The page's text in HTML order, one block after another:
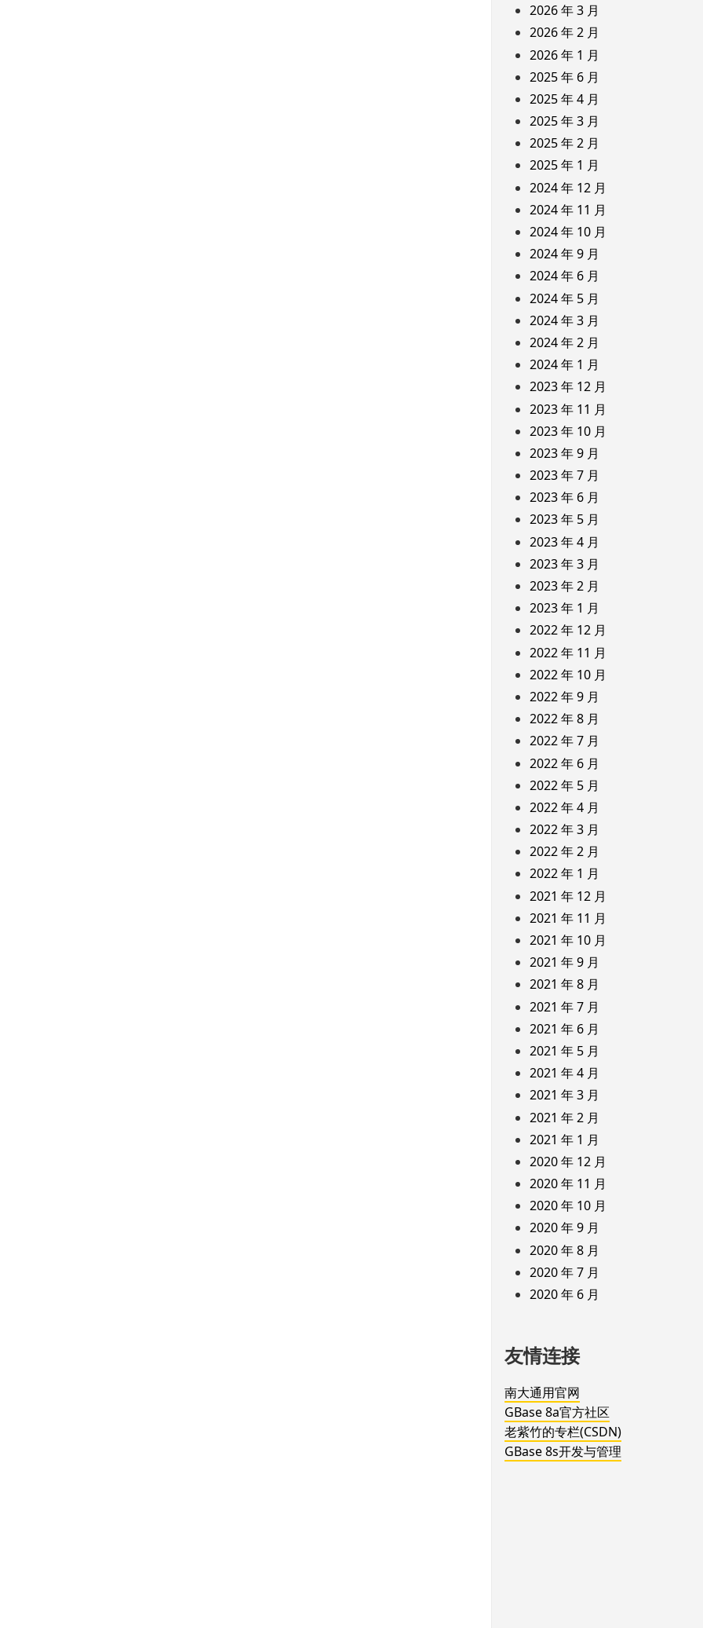
2026 年 3 月
2026 年 2 月
2026 年 1 月
2025 年 6 月
2025 年 4 月
2025 年 3 月
2025 年 2 月
2025 年 1 月
2024 年 12 月
2024 年 11 月
2024 年 10 月
2024 年 9 月
2024 年 6 月
2024 年 5 月
2024 年 3 月
2024 年 2 月
2024 年 1 月
2023 年 12 月
2023 年 11 月
2023 年 10 月
2023 年 9 月
2023 年 7 月
2023 年 6 月
2023 年 5 月
2023 年 4 月
2023 年 3 月
2023 年 2 月
2023 年 1 月
2022 年 12 月
2022 年 11 月
2022 年 10 月
2022 年 9 月
2022 年 8 月
2022 年 7 月
2022 年 6 月
2022 年 5 月
2022 年 4 月
2022 年 3 月
2022 年 2 月
2022 年 1 月
2021 年 12 月
2021 年 11 月
2021 年 10 月
2021 年 9 月
2021 年 8 月
2021 年 7 月
2021 年 6 月
2021 年 5 月
2021 年 4 月
2021 年 3 月
2021 年 2 月
2021 年 1 月
2020 年 12 月
2020 年 11 月
2020 年 10 月
2020 年 9 月
2020 年 8 月
2020 年 7 月
2020 年 6 月
友情连接
南大通用官网
GBase 8a官方社区
老紫竹的专栏(CSDN)
GBase 8s开发与管理